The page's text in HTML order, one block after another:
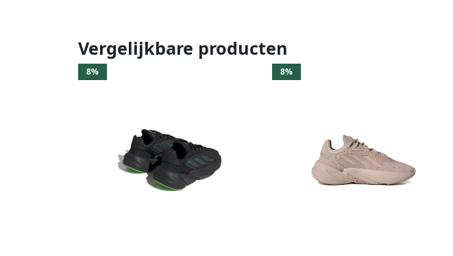
Vergelijkbare producten
8% 8%